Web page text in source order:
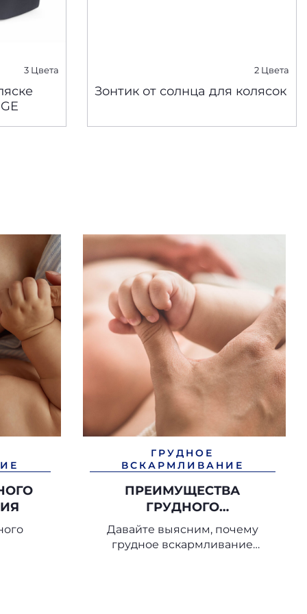
3 Цвета 2 Цвета
Зонтик от солнца для колясок
ГРУДНОЕ
ВСКАРМЛИВАНИЕ
ПРЕИМУЩЕСТВА
ГРУДНОГО
ВСКАРМЛИВАНИЯ
Давайте выясним, почему
грудное вскармливание